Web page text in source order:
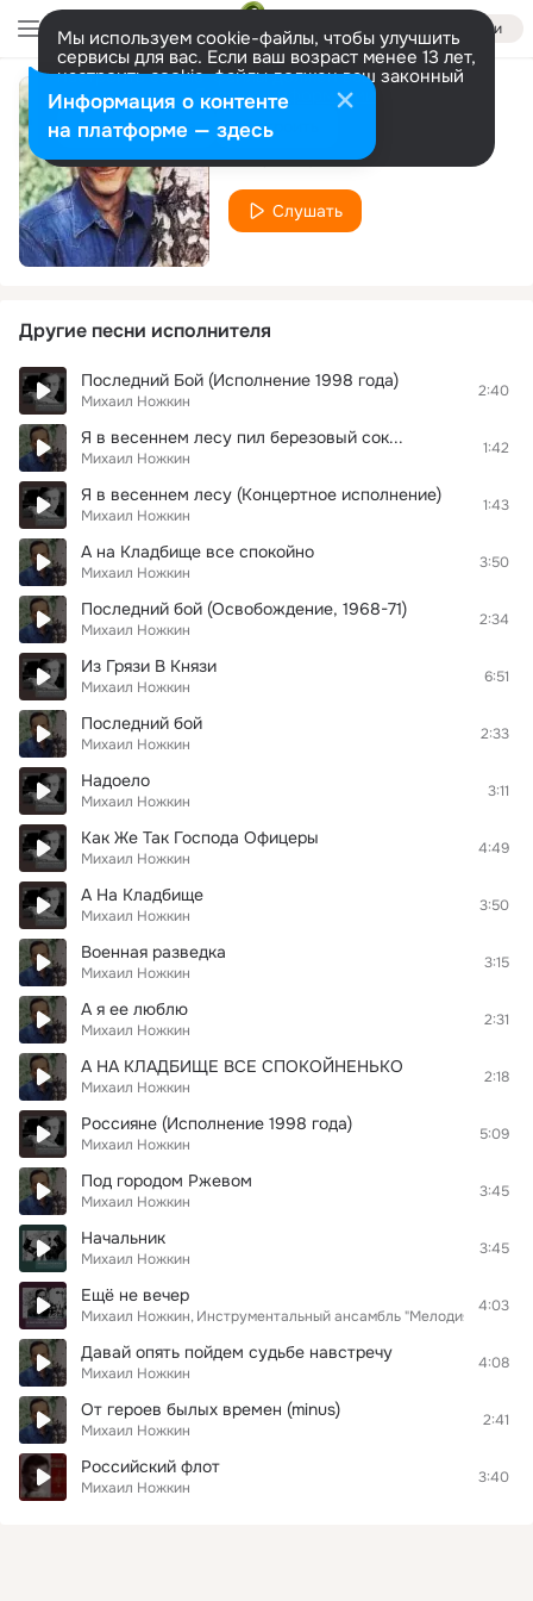
Войти
Мы используем cookie-файлы, чтобы улучшить
сервисы для вас. Если ваш возраст менее 13 лет,
настроить cookie-файлы должен ваш законный
представитель. Больше информации
Разрешить все Настроить
На кладбище
Михаил Ножкин
Слушать
Другие песни исполнителя
Последний Бой (Исполнение 1998 года)
Михаил Ножкин
2:40
Я в весеннем лесу пил березовый сок...
Михаил Ножкин
1:42
Я в весеннем лесу (Концертное исполнение)
Михаил Ножкин
1:43
А на Кладбище все спокойно
Михаил Ножкин
3:50
Последний бой (Освобождение, 1968-71)
Михаил Ножкин
2:34
Из Грязи В Князи
Михаил Ножкин
6:51
Последний бой
Михаил Ножкин
2:33
Надоело
Михаил Ножкин
3:11
Как Же Так Господа Офицеры
Михаил Ножкин
4:49
А На Кладбище
Михаил Ножкин
3:50
Военная разведка
Михаил Ножкин
3:15
А я ее люблю
Михаил Ножкин
2:31
А НА КЛАДБИЩЕ ВСЕ СПОКОЙНЕНЬКО
Михаил Ножкин
2:18
Россияне (Исполнение 1998 года)
Михаил Ножкин
5:09
Под городом Ржевом
Михаил Ножкин
3:45
Начальник
Михаил Ножкин
3:45
Ещё не вечер
Михаил Ножкин Инструментальный ансамбль "Мелодия"
4:03
Давай опять пойдем судьбе навстречу
Михаил Ножкин
4:08
От героев былых времен (minus)
Михаил Ножкин
2:41
Российский флот
Михаил Ножкин
3:40
Информация о контенте
на платформе — здесь